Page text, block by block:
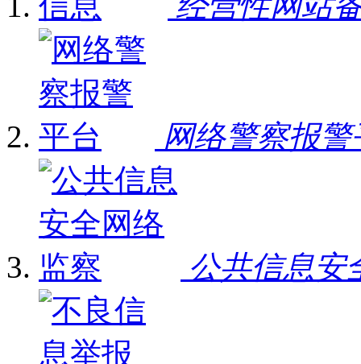
网络警察报警
公共信息安